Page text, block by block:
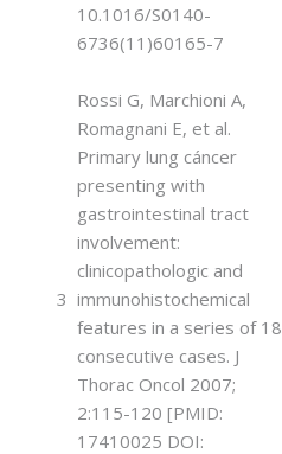
10.1016/S0140-
6736(11)60165-7
3
Rossi G, Marchioni A,
Romagnani E, et al.
Primary lung cáncer
presenting with
gastrointestinal tract
involvement:
clinicopathologic and
immunohistochemical
features in a series of 18
consecutive cases. J
Thorac Oncol 2007;
2:115-120 [PMID:
17410025 DOI: